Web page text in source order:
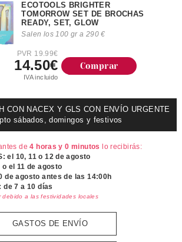
ECOTOOLS BRIGHTER
TOMORROW SET DE BROCHAS
READY, SET, GLOW
Salen los 100 gr a 290 €
PVR 19.99€
14.50€
IVA incluido
Comprar
CON NACEX Y GLS CON ENVÍO URGENTE
sábados, domingos y festivos
de4 horas y 0 minutos
lo recibirás:
el 10, 11 o 12 de agosto
o el 11 de agosto
de agosto antes de las 14:00h
7 a 10 días
a las festividades locales
GASTOS DE ENVÍO